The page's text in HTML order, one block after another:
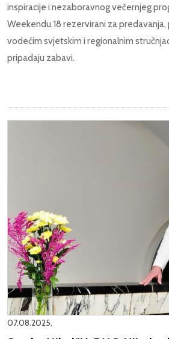
inspiracije i nezaboravnog večernjeg
Weekendu.18 rezervirani za predavanja,
vodećim svjetskim i regionalnim
pripadaju zabavi.
07.08.2025.